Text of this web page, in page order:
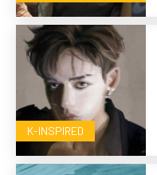
K-INSPIRED